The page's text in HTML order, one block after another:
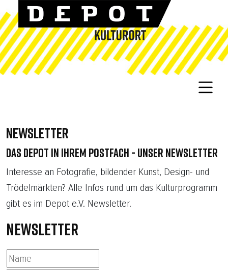
NEWSLETTER
DAS DEPOT IN IHREM POSTFACH - UNSER NEWSLETTER
Interesse an Fotografie, bildender Kunst, Design- und
Trödelmärkten? Alle Infos rund um das Kulturprogramm
gibt es im Depot e.V. Newsletter.
NEWSLETTER